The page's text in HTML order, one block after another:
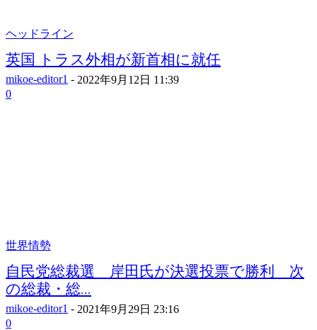
ヘッドライン
英国 トラス外相が新首相に就任
mikoe-editor1 - 2022年9月12日 11:39
0
世界情勢
自民党総裁選 岸田氏が決選投票で勝利 次
の総裁・総...
mikoe-editor1 - 2021年9月29日 23:16
0